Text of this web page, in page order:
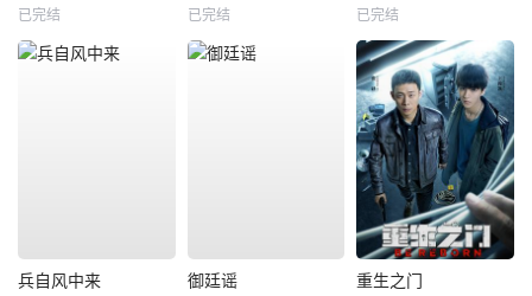
已完结 已完结 已完结
兵自风中来 御廷谣 重生之门